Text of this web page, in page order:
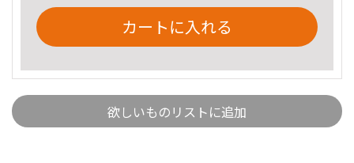
カートに入れる
欲しいものリストに追加